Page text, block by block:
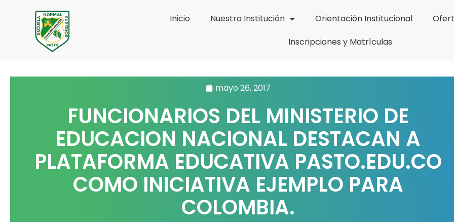
contenido
Inicio Nuestra Institución Orientación Institucional
Inscripciones y Matrículas
mayo 26, 2017
FUNCIONARIOS DEL MINISTERIO DE
EDUCACION NACIONAL DESTACAN A
PLATAFORMA EDUCATIVA PASTO.EDU.CO
COMO INICIATIVA EJEMPLO PARA
COLOMBIA.